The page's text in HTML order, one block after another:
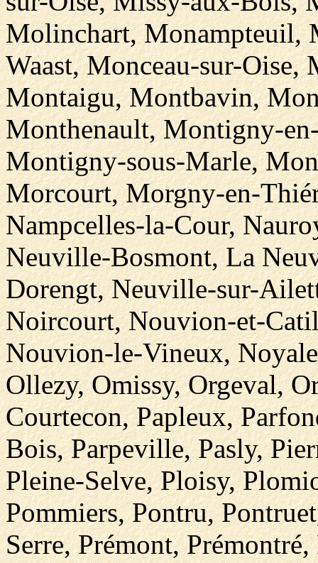
Molinchart, Monampteuil,
Waast, Monceau-sur-
Montaigu, Montbavin,
Monthenault, Montigny-
Montigny-sous-Marle,
Morcourt, Morgny-en-
Nampcelles-la-Cour,
Neuville-Bosmont, La
Dorengt, Neuville-sur-
Noircourt, Nouvion-et-
Nouvion-le-Vineux,
Ollezy, Omissy, Orgeval,
Courtecon, Papleux,
Bois, Parpeville, Pasly,
Pleine-Selve, Ploisy,
Pommiers, Pontru,
Serre, Prémont,